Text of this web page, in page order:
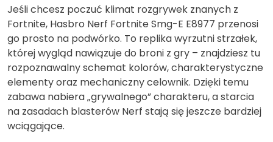
Jeśli chcesz poczuć klimat rozgrywek znanych z
Fortnite, Hasbro Nerf Fortnite Smg-E E8977 przenosi
go prosto na podwórko. To replika wyrzutni strzałek,
której wygląd nawiązuje do broni z gry – znajdziesz tu
rozpoznawalny schemat kolorów, charakterystyczne
elementy oraz mechaniczny celownik. Dzięki temu
zabawa nabiera „grywalnego” charakteru, a starcia
na zasadach blasterów Nerf stają się jeszcze bardziej
wciągające.